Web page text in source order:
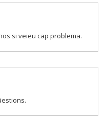
si veieu cap problema.